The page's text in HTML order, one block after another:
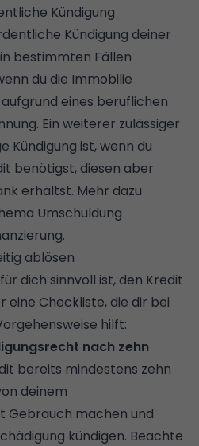
Kündigung
Kündigung deiner
bestimmten Fällen
du die Immobilie
eines beruflichen
Ein weiterer zulässiger
Kündigung ist, wenn du
benötigst, diesen aber
erhältst. Mehr dazu
Umschuldung
ablösen
dich sinnvoll ist, den Kredit
eine Checkliste, die dir bei
hilft:
nach zehn
bereits mindestens zehn
deinem
Gebrauch machen und
kündigen. Beachte